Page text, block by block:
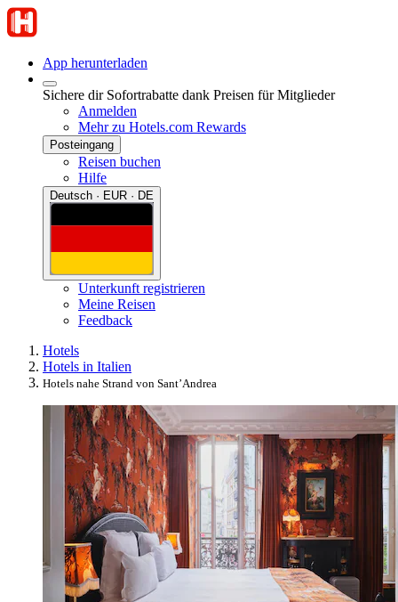
App herunterladen
Sichere dir Sofortrabatte dank Preisen für Mitglieder
Anmelden
Mehr zu Hotels.com Rewards
Posteingang
Reisen buchen
Hilfe
Deutsch · EUR · DE
Unterkunft registrieren
Meine Reisen
Feedback
Hotels
Hotels in Italien
Hotels nahe Strand von Sant’Andrea